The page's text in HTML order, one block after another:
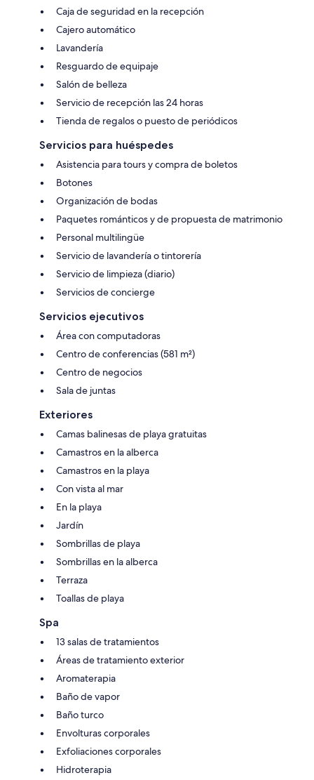
Caja de seguridad en la recepción
Cajero automático
Lavandería
Resguardo de equipaje
Salón de belleza
Servicio de recepción las 24 horas
Tienda de regalos o puesto de periódicos
Servicios para huéspedes
Asistencia para tours y compra de boletos
Botones
Organización de bodas
Paquetes románticos y de propuesta de matrimonio
Personal multilingüe
Servicio de lavandería o tintorería
Servicio de limpieza (diario)
Servicios de concierge
Servicios ejecutivos
Área con computadoras
Centro de conferencias (581 m²)
Centro de negocios
Sala de juntas
Exteriores
Camas balinesas de playa gratuitas
Camastros en la alberca
Camastros en la playa
Con vista al mar
En la playa
Jardín
Sombrillas de playa
Sombrillas en la alberca
Terraza
Toallas de playa
Spa
13 salas de tratamientos
Áreas de tratamiento exterior
Aromaterapia
Baño de vapor
Baño turco
Envolturas corporales
Exfoliaciones corporales
Hidroterapia